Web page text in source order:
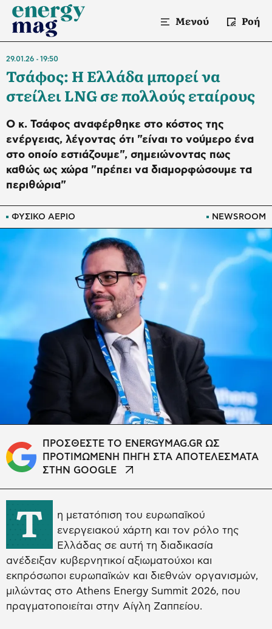
Μενού Ροή
ΦΥΣΙΚΟ ΑΕΡΙΟ NEWSROOM
29.01.26 19:50
Τσάφος: Η Ελλάδα μπορεί να
στείλει LNG σε πολλούς εταίρους
Ο κ. Τσάφος αναφέρθηκε στο κόστος της
ενέργειας, λέγοντας ότι "είναι το νούμερο ένα
στο οποίο εστιάζουμε", σημειώνοντας πως
καθώς ως χώρα "πρέπει να διαμορφώσουμε τα
περιθώρια"
ΠΡΟΣΘΕΣΤΕ ΤΟ ENERGYMAG.GR ΩΣ
ΠΡΟΤΙΜΩΜΕΝΗ ΠΗΓΗ ΣΤΑ ΑΠΟΤΕΛΕΣΜΑΤΑ
ΣΤΗΝ GOOGLE
Τ
η μετατόπιση του ευρωπαϊκού
ενεργειακού χάρτη και τον ρόλο της
Ελλάδας σε αυτή τη διαδικασία
ανέδειξαν κυβερνητικοί αξιωματούχοι και
εκπρόσωποι ευρωπαϊκών και διεθνών οργανισμών,
μιλώντας στο Athens Energy Summit 2026, που
πραγματοποιείται στην Αίγλη Ζαππείου.